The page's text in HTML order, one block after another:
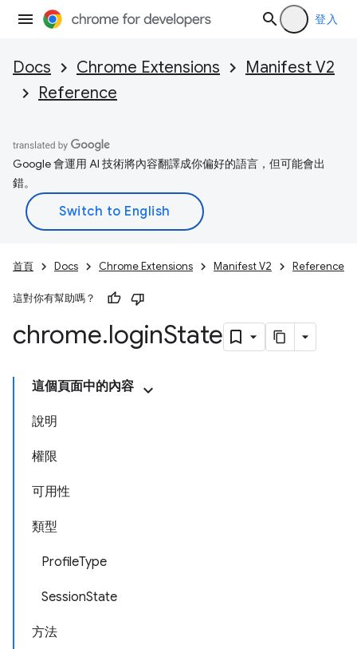
登入
Docs Chrome Extensions
Manifest V2
Reference
Google 會運用 AI 技術將內容翻譯成你偏好的語言，但可能會出
錯。
首頁 Docs Chrome Extensions Manifest V2 Reference
這對你有幫助嗎？
chrome.loginState
這個頁面中的內容
說明
權限
可用性
類型
ProfileType
SessionState
方法